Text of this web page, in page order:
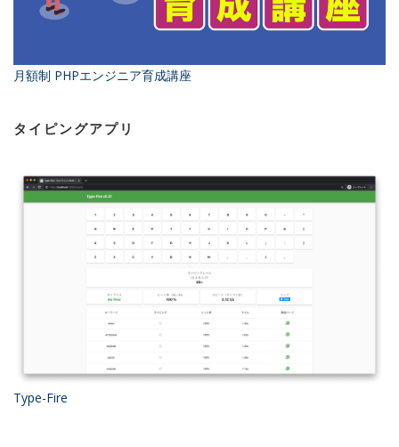
月額制 PHPエンジニア育成講座
タイピングアプリ
Type-Fire